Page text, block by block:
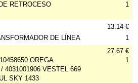
RETROCESO
1
DE LÍNEA
13.14 €
1
OREGA
4031001906 VESTEL 669
SKY 1433
27.67 €
1